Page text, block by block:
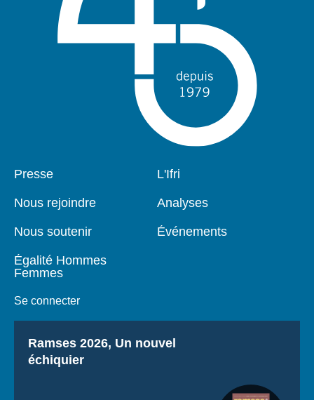
Pied
Presse
Nous rejoindre
Nous soutenir
Égalité Hommes
Femmes
Se connecter
Navigation
L'Ifri
Analyses
Événements
Titre
Ramses 2026, Un nouvel
échiquier